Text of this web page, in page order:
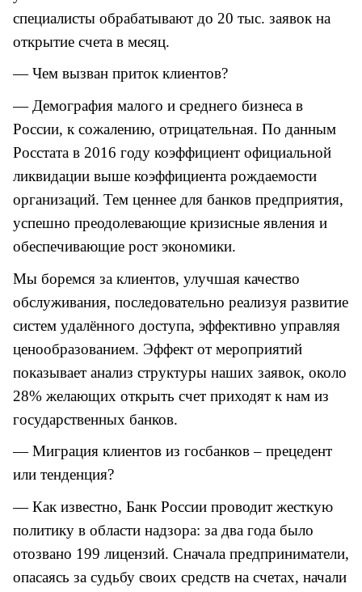
специалисты обрабатывают до 20 тыс. заявок на
открытие счета в месяц.
— Чем вызван приток клиентов?
— Демография малого и среднего бизнеса в
России, к сожалению, отрицательная. По данным
Росстата в 2016 году коэффициент официальной
ликвидации выше коэффициента рождаемости
организаций. Тем ценнее для банков предприятия,
успешно преодолевающие кризисные явления и
обеспечивающие рост экономики.
Мы боремся за клиентов, улучшая качество
обслуживания, последовательно реализуя развитие
систем удалённого доступа, эффективно управляя
ценообразованием. Эффект от мероприятий
показывает анализ структуры наших заявок, около
28% желающих открыть счет приходят к нам из
государственных банков.
— Миграция клиентов из госбанков – прецедент
или тенденция?
— Как известно, Банк России проводит жесткую
политику в области надзора: за два года было
отозвано 199 лицензий. Сначала предприниматели,
опасаясь за судьбу своих средств на счетах, начали